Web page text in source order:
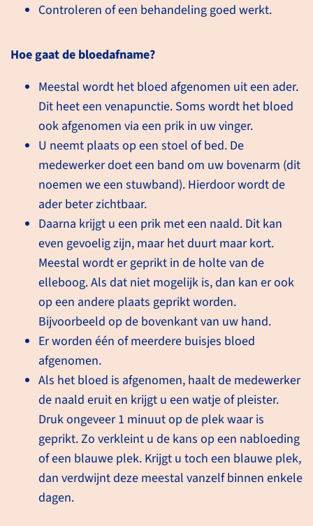
Controleren of een behandeling goed werkt.
Hoe gaat de bloedafname?
Meestal wordt het bloed afgenomen uit een ader.
Dit heet een venapunctie. Soms wordt het bloed
ook afgenomen via een prik in uw vinger.
U neemt plaats op een stoel of bed. De
medewerker doet een band om uw bovenarm (dit
noemen we een stuwband). Hierdoor wordt de
ader beter zichtbaar.
Daarna krijgt u een prik met een naald. Dit kan
even gevoelig zijn, maar het duurt maar kort.
Meestal wordt er geprikt in de holte van de
elleboog. Als dat niet mogelijk is, dan kan er ook
op een andere plaats geprikt worden.
Bijvoorbeeld op de boven­kant van uw hand.
Er worden één of meerdere buisjes bloed
afgenomen.
Als het bloed is afgenomen, haalt de medewerker
de naald eruit en krijgt u een watje of pleister.
Druk ongeveer 1 minuut op de plek waar is
geprikt. Zo verkleint u de kans op een nabloeding
of een blauwe plek. Krijgt u toch een blauwe plek,
dan verdwijnt deze meestal vanzelf binnen enkele
dagen.
In uw bloed kunnen
worden gemeten. Deze
uw gezondheid of over hoe uw
behandeling gaat. Uw
zorgverlener vraagt, afhankelijk
van de vraagstelling en/of uw
klachten, bepaalde
onderzoeken aan bij het
laboratorium.
lees meer
Priklocaties
U kunt bloed af laten nemen bij
de bloedafnamedienst van uw
ziekenhuis. De meeste
ziekenhuizen hebben ook
priklocaties in de regio.